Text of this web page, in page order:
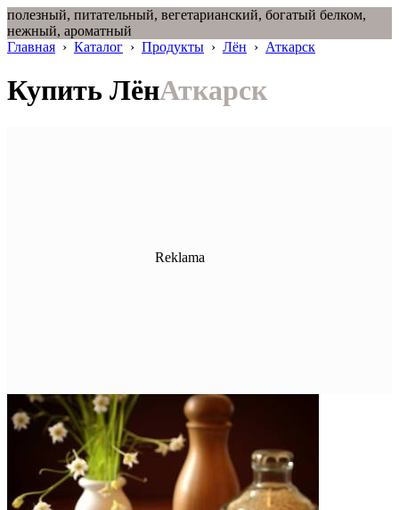
полезный, питательный, вегетарианский, богатый белком,
нежный, ароматный
Главная › Каталог › Продукты › Лён › Аткарск
Купить ЛёнАткарск